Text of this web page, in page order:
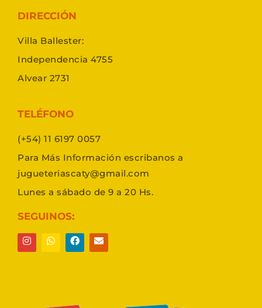
DIRECCIÓN
Villa Ballester:
Independencia 4755
Alvear 2731
TELÉFONO
(+54) 11 6197 0057
Para Más Información escribanos a
jugueteriascaty@gmail.com
Lunes a sábado de 9 a 20 Hs.
SEGUINOS: